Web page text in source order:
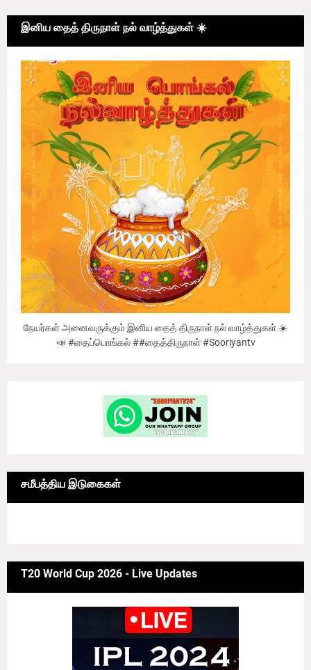
இனிய தைத் திருநாள் நல் வாழ்த்துகள் ☀️
நேயர்கள் அனைவருக்கும் இனிய தைத் திருநாள் நல் வாழ்த்துகள் ☀️
📣 #தைப்பொங்கல் ##தைத்திருநாள் #Sooriyantv
சமீபத்திய இடுகைகள்
T20 World Cup 2026 - Live Updates